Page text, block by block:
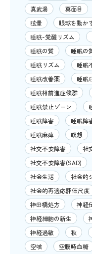
真武湯
真面目
眩暈
眼球を動か
睡眠-覚醒リズム
睡眠の質
睡眠の
睡眠リズム
睡眠
睡眠改善薬
睡眠
睡眠相前進症候群
睡眠禁止ゾーン
睡眠障害
睡眠障
睡眠麻痺
瞑想
社交不安障害
社
社交不安障害(SAD)
社会生活
社会的
社会的再適応評価尺度
神田橋処方
神経
神経細胞の新生
神経過敏
秋
空咳
空腹時血糖